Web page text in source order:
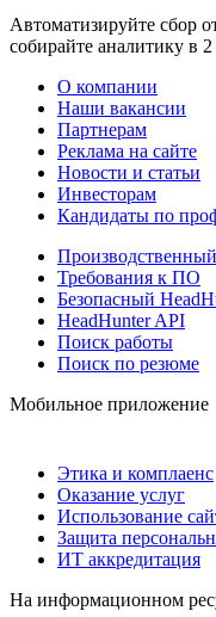
Автоматизируйте сбор
собирайте аналитику в
О компании
Наши вакансии
Партнерам
Реклама на сайте
Новости и статьи
Инвесторам
Кандидаты по
Требования к ПО
Безопасный
HeadHunter API
Поиск работы
Поиск по резюме
Мобильное приложение
Этика и комплаенс
Оказание услуг
Использование
Защита
ИТ аккредитация
На информационном